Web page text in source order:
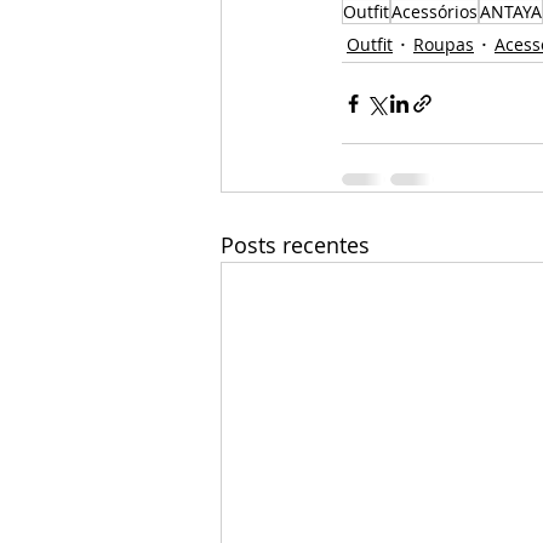
OutfitAcessóriosANTAYA
Outfit
Roupas
Posts recentes